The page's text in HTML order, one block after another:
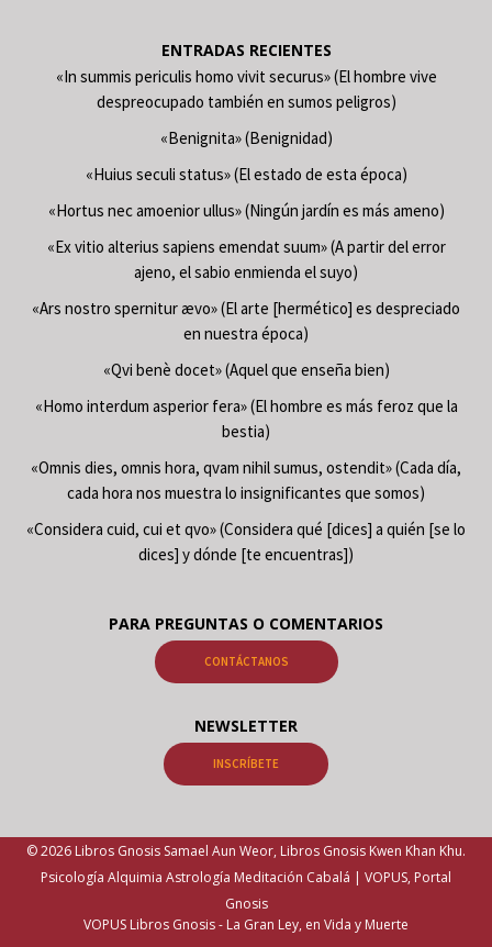
ENTRADAS RECIENTES
«In summis periculis homo vivit securus» (El hombre vive
despreocupado también en sumos peligros)
«Benignita» (Benignidad)
«Huius seculi status» (El estado de esta época)
«Hortus nec amoenior ullus» (Ningún jardín es más ameno)
«Ex vitio alterius sapiens emendat suum» (A partir del error
ajeno, el sabio enmienda el suyo)
«Ars nostro spernitur ævo» (El arte [hermético] es despreciado
en nuestra época)
«Qvi benè docet» (Aquel que enseña bien)
«Homo interdum asperior fera» (El hombre es más feroz que la
bestia)
«Omnis dies, omnis hora, qvam nihil sumus, ostendit» (Cada día,
cada hora nos muestra lo insignificantes que somos)
«Considera cuid, cui et qvo» (Considera qué [dices] a quién [se lo
dices] y dónde [te encuentras])
PARA PREGUNTAS O COMENTARIOS
CONTÁCTANOS
NEWSLETTER
INSCRÍBETE
© 2026 Libros Gnosis Samael Aun Weor, Libros Gnosis Kwen Khan Khu.
Psicología Alquimia Astrología Meditación Cabalá | VOPUS, Portal
Gnosis
VOPUS Libros Gnosis - La Gran Ley, en Vida y Muerte